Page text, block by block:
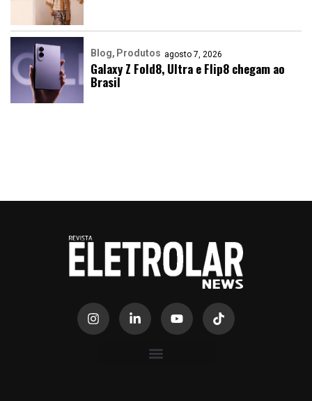
Blog Produtos agosto 7, 2026
Galaxy Z Fold8, Ultra e Flip8 chegam ao
Brasil